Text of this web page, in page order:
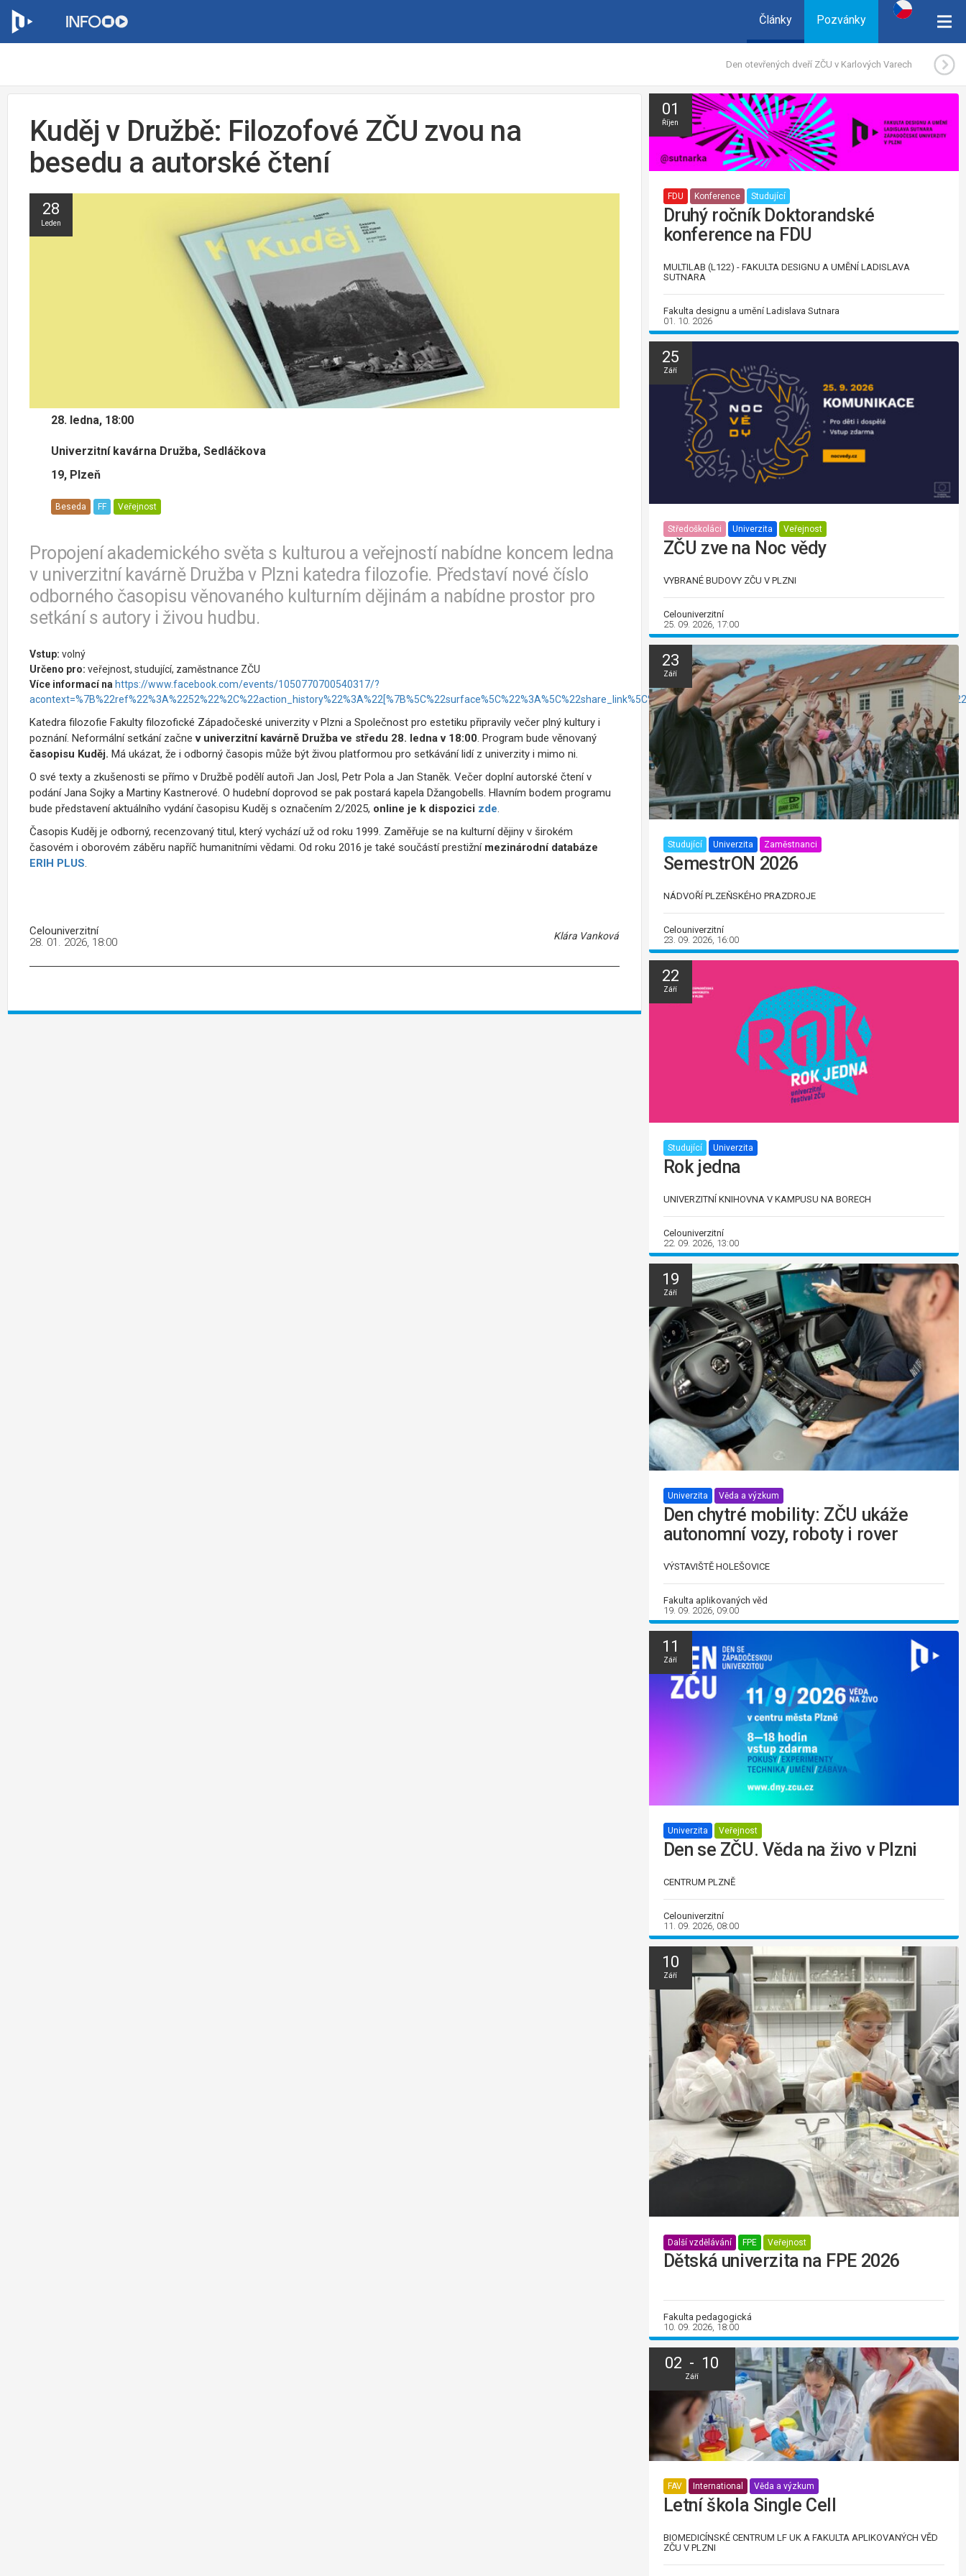
Články Pozvánky
Den otevřených dveří ZČU v Karlových Varech
Kuděj v Družbě: Filozofové ZČU zvou na
besedu a autorské čtení
28
Leden
28. ledna, 18:00
Univerzitní kavárna Družba, Sedláčkova
19, Plzeň
Beseda FF Veřejnost
Propojení akademického světa s kulturou a veřejností nabídne koncem ledna
v univerzitní kavárně Družba v Plzni katedra filozofie. Představí nové číslo
odborného časopisu věnovaného kulturním dějinám a nabídne prostor pro
setkání s autory i živou hudbu.
Vstup: volný
Určeno pro: veřejnost, studující, zaměstnance ZČU
Více informací na https://www.facebook.com/events/1050770700540317/?
Katedra filozofie Fakulty filozofické Západočeské univerzity v Plzni a Společnost pro estetiku připravily večer plný kultury i
poznání. Neformální setkání začnev univerzitní kavárně Družba ve středu 28. ledna v 18:00. Program bude věnovaný
časopisu Kuděj. Má ukázat, že i odborný časopis může být živou platformou pro setkávání lidí z univerzity i mimo ni.
O své texty a zkušenosti se přímo v Družbě podělí autoři Jan Josl, Petr Pola a Jan Staněk. Večer doplní autorské čtení v
podání Jana Sojky a Martiny Kastnerové. O hudební doprovod se pak postará kapela Džangobells. Hlavním bodem programu
bude představení aktuálního vydání časopisu Kuděj s označením 2/2025, online je k dispozici zde.
Časopis Kuděj je odborný, recenzovaný titul, který vychází už od roku 1999. Zaměřuje se na kulturní dějiny v širokém
časovém i oborovém záběru napříč humanitními vědami. Od roku 2016 je také součástí prestižní mezinárodní databáze
ERIH PLUS.
Celouniverzitní Klára Vanková
28. 01. 2026, 18:00
01
Říjen
FDU Konference Studující
Druhý ročník Doktorandské
konference na FDU
MULTILAB (L122) - FAKULTA DESIGNU A UMĚNÍ LADISLAVA
SUTNARA
Fakulta designu a umění Ladislava Sutnara
01. 10. 2026
25
Září
Středoškoláci Univerzita Veřejnost
ZČU zve na Noc vědy
VYBRANÉ BUDOVY ZČU V PLZNI
Celouniverzitní
25. 09. 2026, 17:00
23
Září
Studující Univerzita Zaměstnanci
SemestrON 2026
NÁDVOŘÍ PLZEŇSKÉHO PRAZDROJE
Celouniverzitní
23. 09. 2026, 16:00
22
Září
Studující Univerzita
Rok jedna
UNIVERZITNÍ KNIHOVNA V KAMPUSU NA BORECH
Celouniverzitní
22. 09. 2026, 13:00
19
Září
Univerzita Věda a výzkum
Den chytré mobility: ZČU ukáže
autonomní vozy, roboty i rover
VÝSTAVIŠTĚ HOLEŠOVICE
Fakulta aplikovaných věd
19. 09. 2026, 09:00
11
Září
Univerzita Veřejnost
Den se ZČU. Věda na živo v Plzni
CENTRUM PLZNĚ
Celouniverzitní
11. 09. 2026, 08:00
10
Září
Další vzdělávání FPE Veřejnost
Dětská univerzita na FPE 2026
Fakulta pedagogická
10. 09. 2026, 18:00
02 - 10
Září
FAV International Věda a výzkum
Letní škola Single Cell
BIOMEDICÍNSKÉ CENTRUM LF UK A FAKULTA APLIKOVANÝCH VĚD
ZČU V PLZNI